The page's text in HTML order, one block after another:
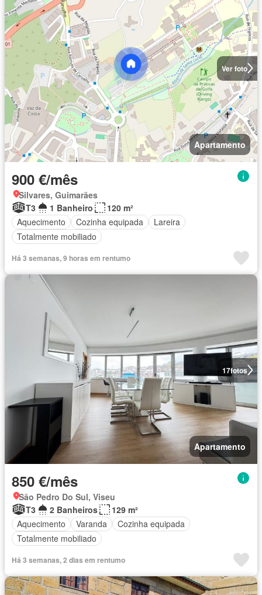
Ver foto
Apartamento
900 €/mês
Silvares, Guimarães
T3
1 Banheiro
120 m²
Aquecimento
Cozinha equipada
Lareira
Totalmente mobiliado
Há 3 semanas, 9 horas em rentumo
17fotos
Apartamento
850 €/mês
São Pedro Do Sul, Viseu
T3
2 Banheiros
129 m²
Aquecimento
Varanda
Cozinha equipada
Totalmente mobiliado
Há 3 semanas, 2 dias em rentumo